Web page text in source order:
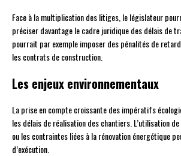
Face à la multiplication des litiges, le législateur
préciser davantage le cadre juridique des délais de
pourrait par exemple imposer des pénalités de
les contrats de construction.
Les enjeux environnementaux
La prise en compte croissante des impératifs
les délais de réalisation des chantiers. L’utilisation
ou les contraintes liées à la rénovation énergétique
d’exécution.